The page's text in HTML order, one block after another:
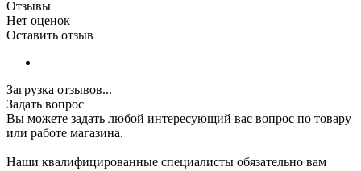
Отзывы
Нет оценок
Оставить отзыв
Загрузка отзывов...
Задать вопрос
Вы можете задать любой интересующий вас вопрос по товару
или работе магазина.
Наши квалифицированные специалисты обязательно вам